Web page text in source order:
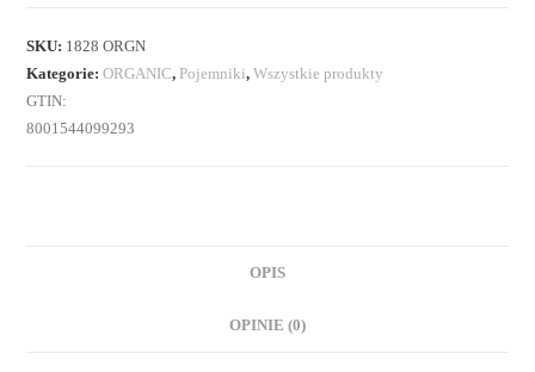
na
przyprawy
SKU: 1828 ORGN
Kategorie:ORGANIC, Pojemniki,Wszystkie produkty
GTIN:
8001544099293
OPIS
OPINIE (0)